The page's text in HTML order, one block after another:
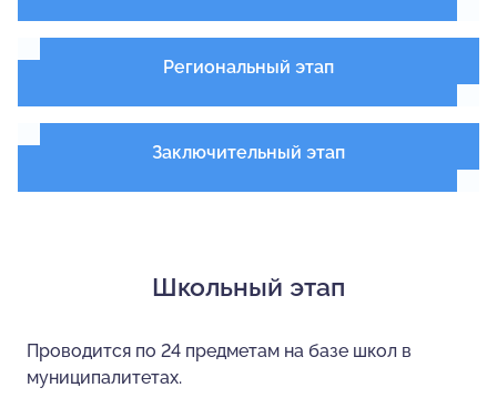
Региональный этап
Заключительный этап
Школьный этап
Проводится по 24 предметам на базе школ в
муниципалитетах.